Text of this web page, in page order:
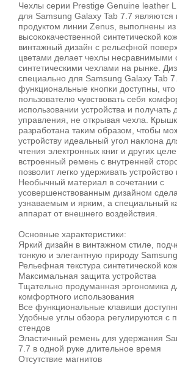
Чехлы серии Prestige Genuine leather
для Samsung Galaxy Tab 7.7
продуктом линии Zenus, выполнены из
высококачественной синтетической
винтажный дизайн с рельефной
цветами делает чехлы несравнимыми
синтетическими чехлами на рынке.
специально для Samsung Galaxy Tab
функциональные кнопки доступны, что
пользователю чувствовать себя
использовании устройства и получать
управления, не открывая чехла.
разработана таким образом, чтобы
устройству идеальный угол наклона
чтения электронных книг и других
встроенный ремень с внутренней
позволит легко удерживать устройство
Необычный материал в сочетании с
усовершенствованным дизайном
узнаваемым и ярким, а специальный
аппарат от внешнего воздействия.
Основные характеристики:
Яркий дизайн в винтажном стиле,
тонкую и элегантную природу
Рельефная текстура синтетической
Максимальная защита устройства
Тщательно продуманная эргономика
комфортного использования
Все функциональные клавиши
Удобные углы обзора регулируются с
стендов
Эластичный ремень для удержания
7.7 в одной руке длительное время
Отсутствие магнитов